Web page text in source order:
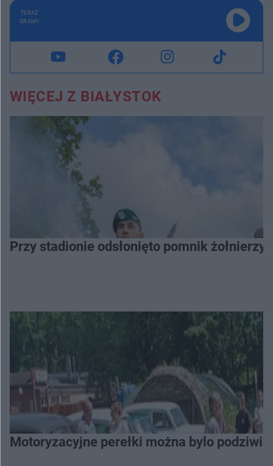
TERAZ
GRAMY
WIĘCEJ Z BIAŁYSTOK
Przy stadionie odsłonięto pomnik żołnierzy
Motoryzacyjne perełki można bylo